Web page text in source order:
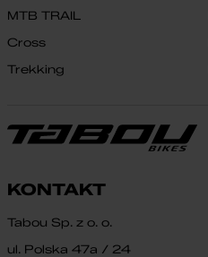
MTB TRAIL
Cross
Trekking
KONTAKT
Tabou Sp. z o. o.
ul. Polska 47a / 24